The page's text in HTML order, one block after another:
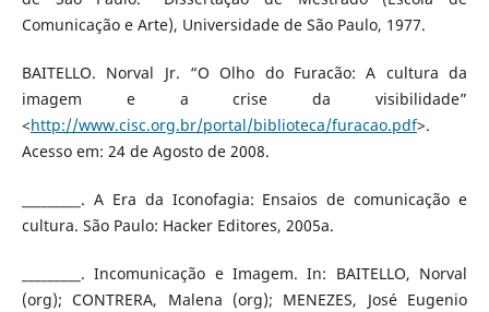
Comunicação e Arte), Universidade de São Paulo, 1977.
BAITELLO. Norval Jr. “O Olho do Furacão: A cultura da
imagem e a crise da visibilidade”
<http://www.cisc.org.br/portal/biblioteca/furacao.pdf>.
Acesso em: 24 de Agosto de 2008.
_________. A Era da Iconofagia: Ensaios de comunicação e
cultura. São Paulo: Hacker Editores, 2005a.
_________. Incomunicação e Imagem. In: BAITELLO, Norval
(org); CONTRERA, Malena (org); MENEZES, José Eugenio